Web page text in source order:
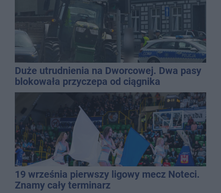
Duże utrudnienia na Dworcowej. Dwa pasy
blokowała przyczepa od ciągnika
19 września pierwszy ligowy mecz Noteci.
Znamy cały terminarz